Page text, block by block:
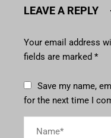
LEAVE A REPLY
Your email address
fields are marked *
Save my name,
for the next time I